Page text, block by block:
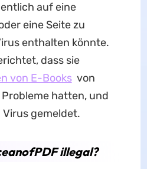
auf eine
eine Seite zu
enthalten könnte.
dass sie
von E-Booksvon
hatten, und
gemeldet.
illegal?